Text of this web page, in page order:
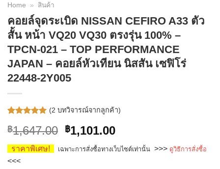
Home » สินค้า
คอยล์จุดระเบิด NISSAN CEFIRO A33 ตัว
สั้น หน้า VQ20 VQ30 ตรงรุ่น 100% –
TPCN-021 – TOP PERFORMANCE
JAPAN – คอยล์หัวเทียน นิสสัน เซฟิโร่
22448-2Y005
5.00จาก 5
คะแนนเต็ม
บนการให้
คะแนน
ของลูกค้า
(2 บทวิจารณ์จากลูกค้า)
฿1,647.00 Original
price
was:
฿1,101.00Current
price
is:
ราคาพิเศษ! เฉพาะการสั่งซื้อทางเว็บไซต์เท่านั้น >>> ดูวิธีการสั่งซื้อ
<<<